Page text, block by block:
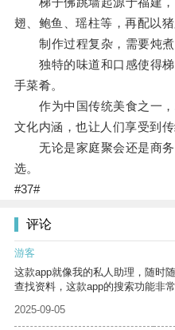
翅、鲍鱼、瑶柱等，再配以
制作过程复杂，需要炖煮
独特的味道和口感使得梯
手菜肴。
作为中国传统美食之一，
文化内涵，也让人们享受到传
无论是家庭聚会还是商务
选。
#37#
评论
游客
这款app就像我的私人助理，随时
查找资料，这款app的搜索功能非
2025-09-05